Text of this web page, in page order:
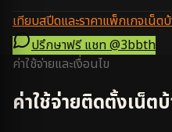
เทียบสปีดและราคาแพ็กเกจเน็ต
ปรึกษาฟรี แชท@3bbth
ค่าใช้จ่ายและเงื่อนไข
ค่าใช้จ่ายติดตั้งเน็ต